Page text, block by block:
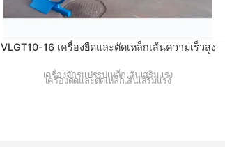
VLGT10-16 เครื่องยืดและตัดเหล็กเส้นความเร็วสูง
เครื่องจักรแปรรูปเหล็กเส้นเสริมแรง
เครื่องดัดและตัดเหล็กเส้นเสริมแรง